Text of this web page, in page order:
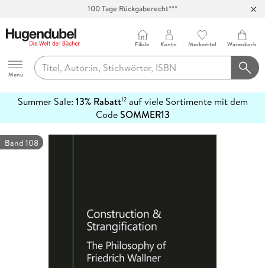
100 Tage Rückgaberecht***
Hugendubel
Menu
Filiale Konto Merkzettel Warenkorb
Summer Sale: 13% Rabatt12auf viele Sortimente mit dem
CodeSOMMER13
erfahren
Band 108